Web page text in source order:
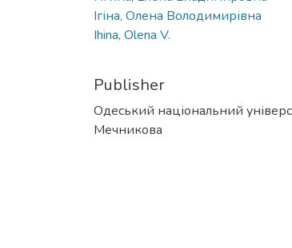
Ігіна, Олена Володимирівна
Ihina, Olena V.
Publisher
Одеський національний
Мечникова